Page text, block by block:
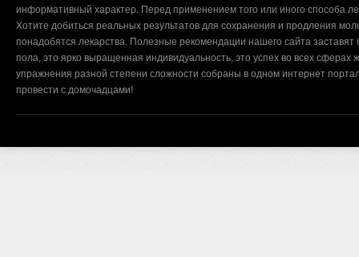
информативный характер. Перед применением того или иного способа
Хотите добиться реальных результатов для сохранения и продления
понадобятся лекарства. Полезные рекомендации нашего сайта
пола, это ярко выращенная индивидуальность, это успех во всех
упражнения разной степени сложности собраны в одном интернет
провести с домочадцами!